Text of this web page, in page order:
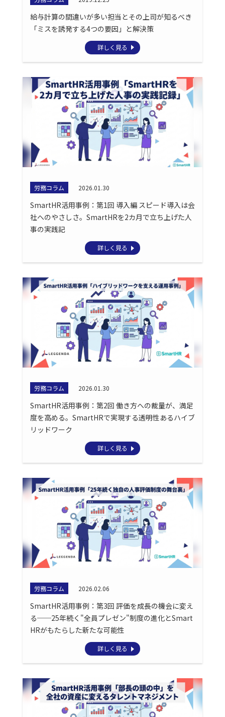
給与計算の間違いが多い担当とその上司が知るべき
「ミスを誘発する4つの要因」と解決策
詳しく見る
労務コラム 2026.01.30
SmartHR活用事例：第1回 導入編 スピード導入は会
社へのやさしさ。SmartHRを2カ月で立ち上げた人
事の実践記
詳しく見る
労務コラム 2026.01.30
SmartHR活用事例：第2回 働き方への裁量が、満足
度を高める。SmartHRで実現する透明性あるハイブ
リッドワーク
詳しく見る
労務コラム 2026.02.06
SmartHR活用事例：第3回 評価を成長の機会に変え
る──25年続く"全員プレゼン"制度の進化とSmart
HRがもたらした新たな可能性
詳しく見る